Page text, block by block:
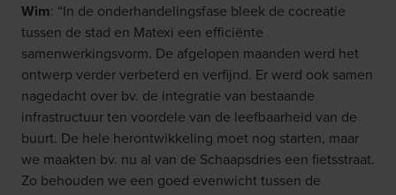
Wim: “In de onderhandelingsfase bleek de cocreatie
tussen de stad en Matexi een efficiënte
samenwerkingsvorm. De afgelopen maanden werd het
ontwerp verder verbeterd en verfijnd. Er werd ook samen
nagedacht over bv. de integratie van bestaande
infrastructuur ten voordele van de leefbaarheid van de
buurt. De hele herontwikkeling moet nog starten, maar
we maakten bv. nu al van de Schaapsdries een fietsstraat.
Zo behouden we een goed evenwicht tussen de